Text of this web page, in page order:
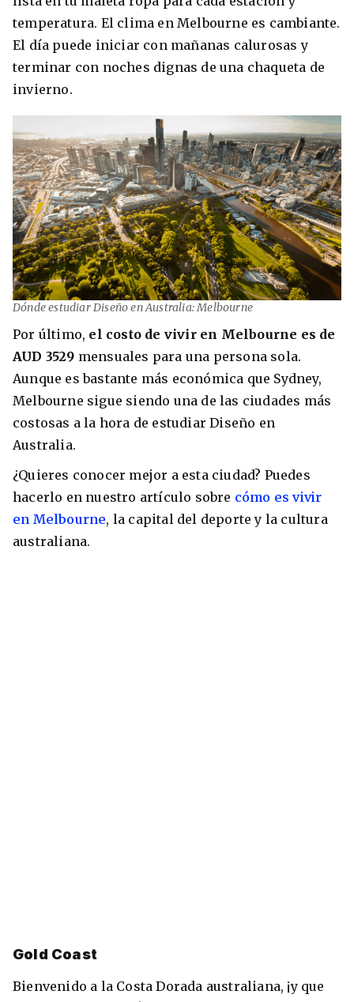
temperatura. El clima en Melbourne es cambiante.
El día puede iniciar con mañanas calurosas y
terminar con noches dignas de una chaqueta de
invierno.
Dónde estudiar Diseño en Australia: Melbourne
Por último, el costo de vivir en Melbourne es de
AUD 3529 mensuales para una persona sola.
Aunque es bastante más económica que Sydney,
Melbourne sigue siendo una de las ciudades más
costosas a la hora de estudiar Diseño en
Australia.
¿Quieres conocer mejor a esta ciudad? Puedes
hacerlo en nuestro artículo sobre cómo es vivir
en Melbourne, la capital del deporte y la cultura
australiana.
Gold Coast
Bienvenido a la Costa Dorada australiana, ¡y que